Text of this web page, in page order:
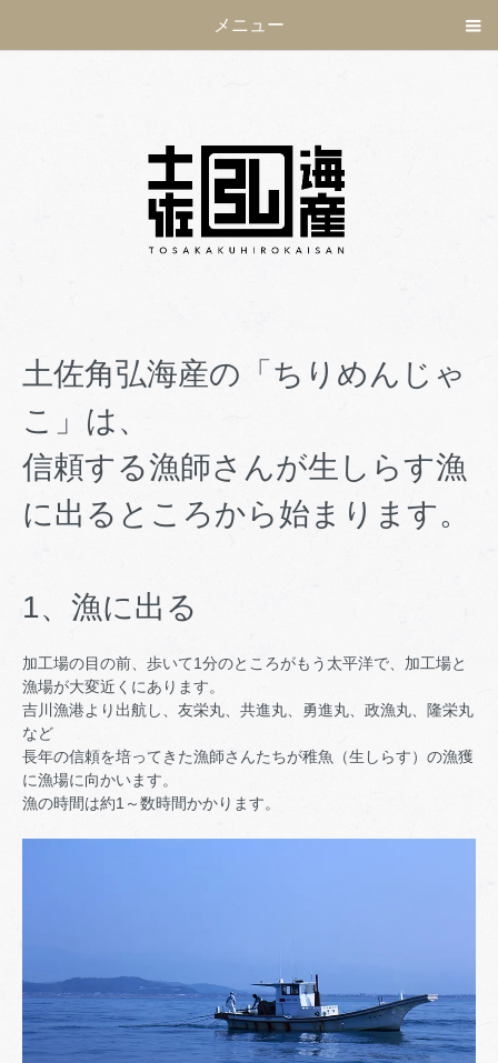
メニュー
土佐角弘海産の「ちりめんじゃ
こ」は、
信頼する漁師さんが生しらす漁
に出るところから始まります。
1、漁に出る
加工場の目の前、歩いて1分のところがもう太平洋で、加工場と
漁場が大変近くにあります。
吉川漁港より出航し、友栄丸、共進丸、勇進丸、政漁丸、隆栄丸
など
長年の信頼を培ってきた漁師さんたちが稚魚（生しらす）の漁獲
に漁場に向かいます。
漁の時間は約1～数時間かかります。